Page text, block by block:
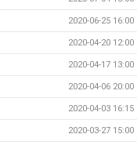
2020-06-25 16:00
2020-04-20 12:00
2020-04-17 13:00
2020-04-06 20:00
2020-04-03 16:15
2020-03-27 15:00